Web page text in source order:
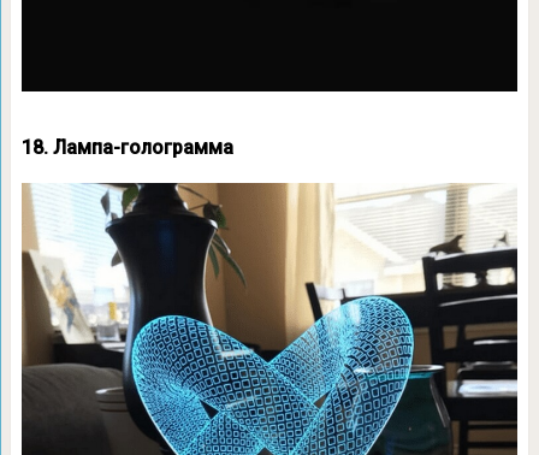
18. Лампа-голограмма